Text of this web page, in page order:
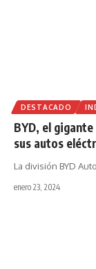
DESTACADO
BYD, el
sus autos
La división BYD
enero 23, 2024